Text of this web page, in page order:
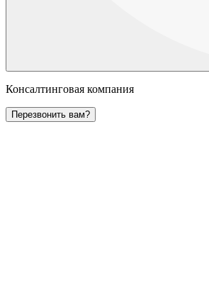
Консалтинговая компания
Перезвонить вам?